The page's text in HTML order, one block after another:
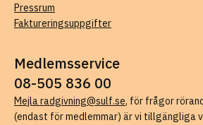
Pressrum
Faktureringsuppgifter
Medlemsservice
08-505 836 00
Mejla radgivning@sulf.se, för frågor
(endast för medlemmar) är vi tillgängliga